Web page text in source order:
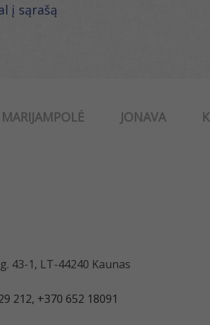
į sąrašą
MARIJAMPOLĖ JONAVA
43-1, LT-44240 Kaunas
212, +370 652 18091